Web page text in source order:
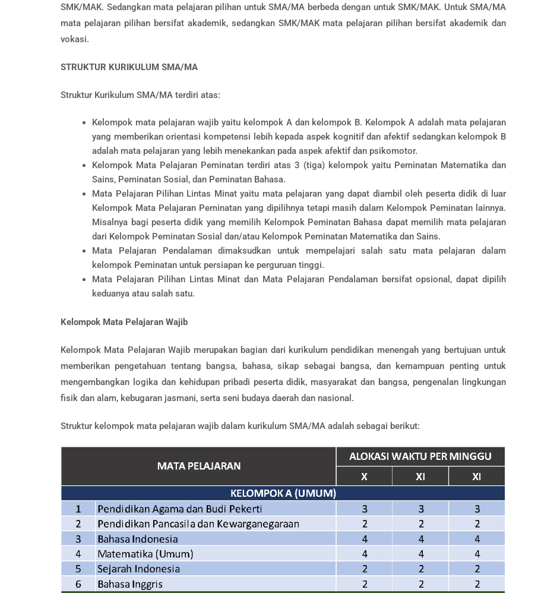
SMK/MAK. Sedangkan mata pelajaran pilihan untuk SMA/MA berbeda dengan untuk SMK/MAK. Untuk SMA/MA
mata pelajaran pilihan bersifat akademik, sedangkan SMK/MAK mata pelajaran pilihan bersifat akademik dan
vokasi.
STRUKTUR KURIKULUM SMA/MA
Struktur Kurikulum SMA/MA terdiri atas:
Kelompok mata pelajaran wajib yaitu kelompok A dan kelompok B. Kelompok A adalah mata pelajaran
yang memberikan orientasi kompetensi lebih kepada aspek kognitif dan afektif sedangkan kelompok B
adalah mata pelajaran yang lebih menekankan pada aspek afektif dan psikomotor.
Kelompok Mata Pelajaran Peminatan terdiri atas 3 (tiga) kelompok yaitu Peminatan Matematika dan
Sains, Peminatan Sosial, dan Peminatan Bahasa.
Mata Pelajaran Pilihan Lintas Minat yaitu mata pelajaran yang dapat diambil oleh peserta didik di luar
Kelompok Mata Pelajaran Peminatan yang dipilihnya tetapi masih dalam Kelompok Peminatan lainnya.
Misalnya bagi peserta didik yang memilih Kelompok Peminatan Bahasa dapat memilih mata pelajaran
dari Kelompok Peminatan Sosial dan/atau Kelompok Peminatan Matematika dan Sains.
Mata Pelajaran Pendalaman dimaksudkan untuk mempelajari salah satu mata pelajaran dalam
kelompok Peminatan untuk persiapan ke perguruan tinggi.
Mata Pelajaran Pilihan Lintas Minat dan Mata Pelajaran Pendalaman bersifat opsional, dapat dipilih
keduanya atau salah satu.
Kelompok Mata Pelajaran Wajib
Kelompok Mata Pelajaran Wajib merupakan bagian dari kurikulum pendidikan menengah yang bertujuan untuk
memberikan pengetahuan tentang bangsa, bahasa, sikap sebagai bangsa, dan kemampuan penting untuk
mengembangkan logika dan kehidupan pribadi peserta didik, masyarakat dan bangsa, pengenalan lingkungan
fisik dan alam, kebugaran jasmani, serta seni budaya daerah dan nasional.
Struktur kelompok mata pelajaran wajib dalam kurikulum SMA/MA adalah sebagai berikut: